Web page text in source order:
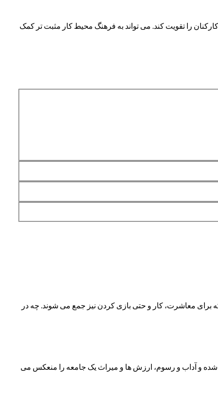
را تقویت کند. می تواند به فرهنگ محیط کار مثبت تر کمک
برای معاشرت، کار و حتی بازی کردن نیز جمع می شوند. چه در
شده و آداب و رسوم، ارزش ها و میراث یک جامعه را منعکس می